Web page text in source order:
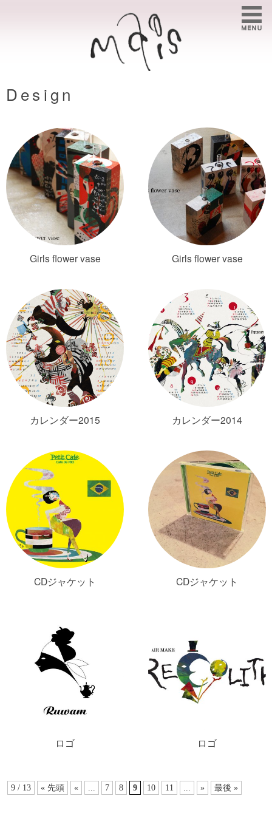
Design
Girls flower vase Girls flower vase
カレンダー2015 カレンダー2014
CDジャケット CDジャケット
ロゴ ロゴ
9 / 13 « 先頭 « ... 7 8 9 10 11 ... » 最後 »